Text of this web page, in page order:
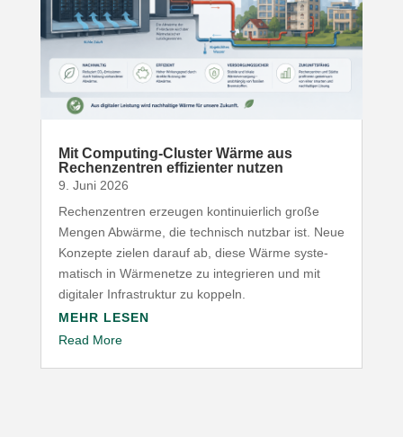
Mit Computing-​Cluster Wärme aus
Rechen­zentren effi­zi­enter nutzen
9. Juni 2026
Rechen­zentren erzeugen konti­nu­ierlich große
Mengen Abwärme, die technisch nutzbar ist. Neue
Konzepte zielen darauf ab, diese Wärme syste­
ma­tisch in Wärme­netze zu inte­grieren und mit
digitaler Infra­struktur zu koppeln.
MEHR LESEN
Read More